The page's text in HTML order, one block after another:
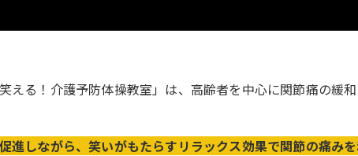
る！介護予防体操教室」は、高齢者を中心に関節痛の緩
しながら、笑いがもたらすリラックス効果で関節の痛みを